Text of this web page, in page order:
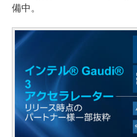
備中。